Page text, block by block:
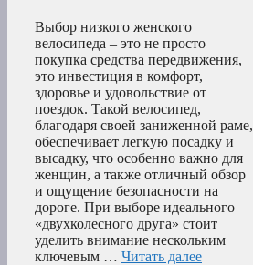
Выбор низкого женского
велосипеда – это не просто
покупка средства передвижения,
это инвестиция в комфорт,
здоровье и удовольствие от
поездок. Такой велосипед,
благодаря своей заниженной раме,
обеспечивает легкую посадку и
высадку, что особенно важно для
женщин, а также отличный обзор
и ощущение безопасности на
дороге. При выборе идеального
«двухколесного друга» стоит
уделить внимание нескольким
ключевым … Читать далее